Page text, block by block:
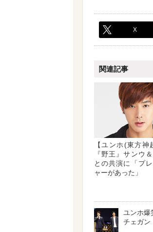
X
関連記事
【ユンホ(東方神
『野王』サンウ
との共演に「プ
ャーがあった」
ユンホ
チェガン